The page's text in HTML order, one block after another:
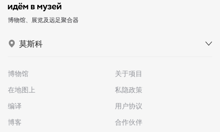
博物馆、展览及远足聚合器
莫斯科
博物馆
在地图上
编译
博客
关于项目
私隐政策
用户协议
合作伙伴